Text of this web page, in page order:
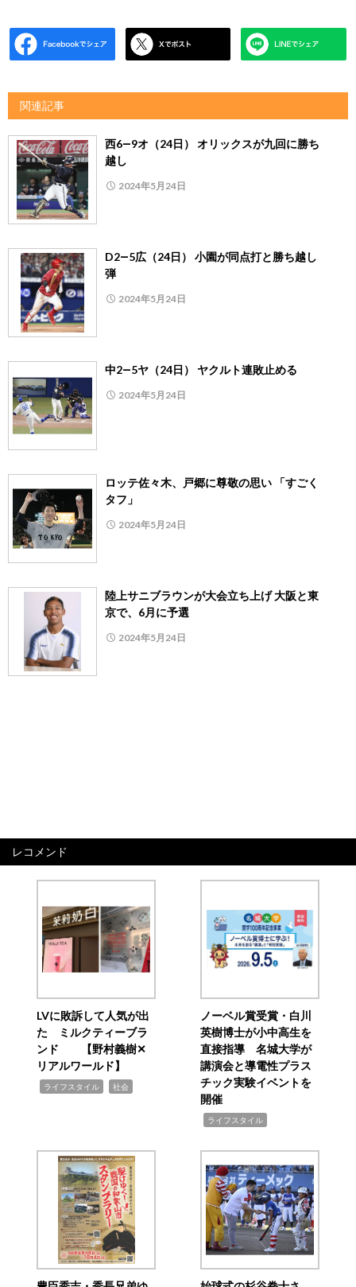
関連記事
西6―9オ（24日） オリックスが九回に勝ち
越し
2024年5月24日
D2―5広（24日） 小園が同点打と勝ち越し
弾
2024年5月24日
中2―5ヤ（24日） ヤクルト連敗止める
2024年5月24日
ロッテ佐々木、戸郷に尊敬の思い 「すごく
タフ」
2024年5月24日
陸上サニブラウンが大会立ち上げ 大阪と東
京で、6月に予選
2024年5月24日
レコメンド
LVに敗訴して人気が出
た ミルクティーブラ
ンド 【野村義樹✕
リアルワールド】
ライフスタイル 社会
ノーベル賞受賞・白川
英樹博士が小中高生を
直接指導 名城大学が
講演会と導電性プラス
チック実験イベントを
開催
ライフスタイル